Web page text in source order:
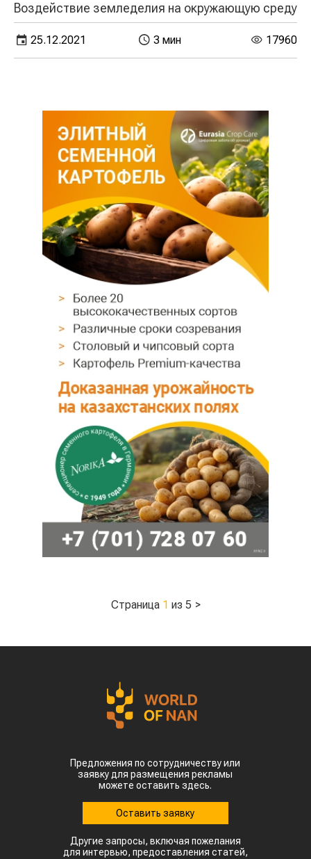
Воздействие земледелия на окружающую среду
25.12.2021 3 мин 17960
Страница 1 из 5 >
Предложения по сотрудничеству или
заявку для размещения рекламы
можете оставить здесь.
Оставить заявку
Другие запросы, включая пожелания
для интервью, предоставления статей,